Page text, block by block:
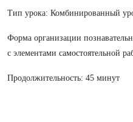
Тип урока: Комбинированный
Форма организации
с элементами самостоятельной
Продолжительность: 45 минут